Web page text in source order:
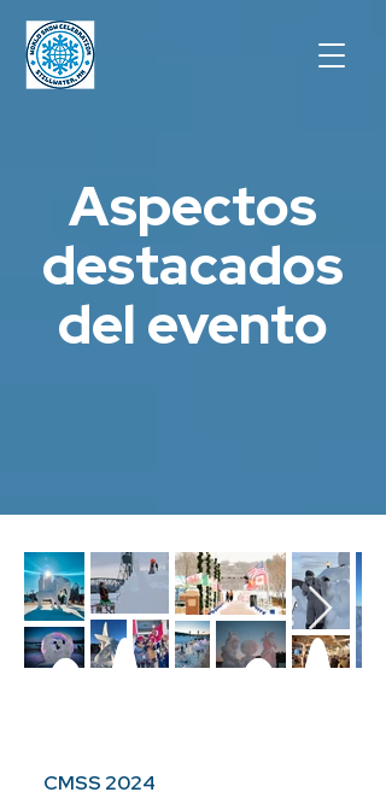
Aspectos
destacados
del evento
CMSS 2024